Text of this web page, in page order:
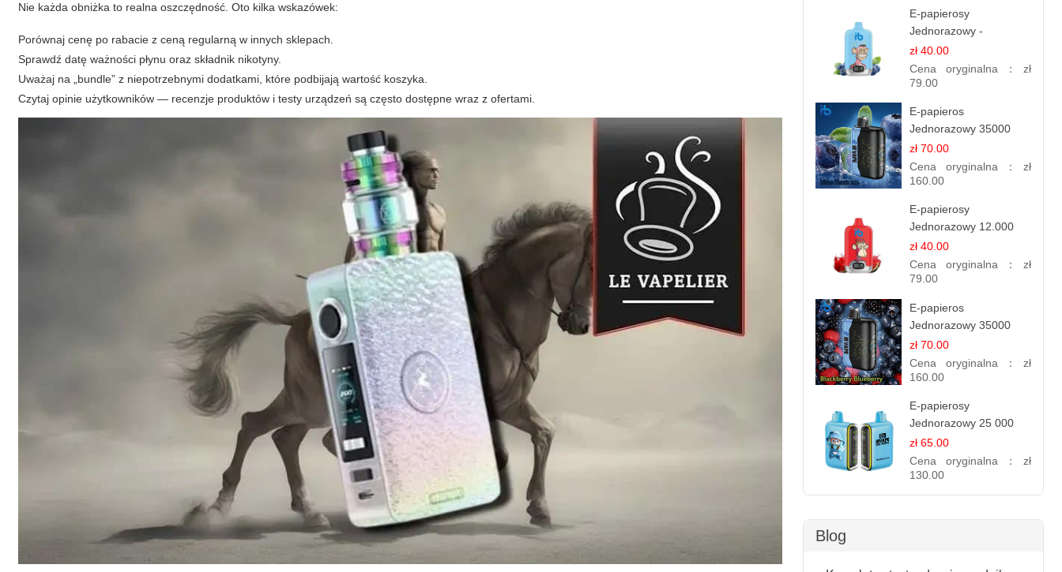
Nie każda obniżka to realna oszczędność. Oto kilka wskazówek:
Porównaj cenę po rabacie z ceną regularną w innych sklepach.
Sprawdź datę ważności płynu oraz składnik nikotyny.
Uważaj na „bundle” z niepotrzebnymi dodatkami, które podbijają wartość koszyka.
Czytaj opinie użytkowników — recenzje produktów i testy urządzeń są często dostępne wraz z ofertami.
E-papierosy
Jednorazowy -
Niebieski Razz Lód
1.2% Nikotyny | Mocne
Doznania
zł 40.00
Cena oryginalna： zł
79.00
E-papieros
Jednorazowy 35000
Puff - Niebieski Razz
Ice | Chłodna Malina
zł 70.00
Cena oryginalna： zł
160.00
E-papierosy
Jednorazowy 12.000
Puff - Lody Arbuzowe |
Orzeźwiający Smak
zł 40.00
Cena oryginalna： zł
79.00
E-papieros
Jednorazowy 35000
Puff - Jeżyna Jagoda |
Bogaty Smak Leśnych
Owoców
zł 70.00
Cena oryginalna： zł
160.00
E-papierosy
Jednorazowy 25 000
Puff - Lody Jagodowe |
Kremowy Smak
zł 65.00
Cena oryginalna： zł
130.00
Blog